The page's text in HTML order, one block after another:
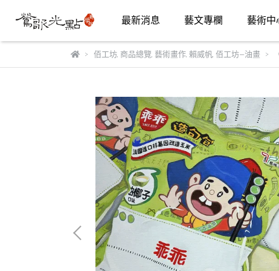
最新消息 藝文專欄 藝術中
佰工坊, 商品總覽, 藝術畫作, 賴威帆, 佰工坊—油畫